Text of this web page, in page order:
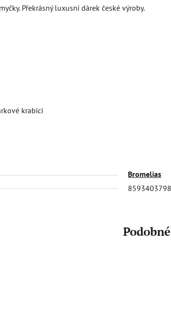
Překrásný luxusní dárek české výroby.
krabici
Bromelias